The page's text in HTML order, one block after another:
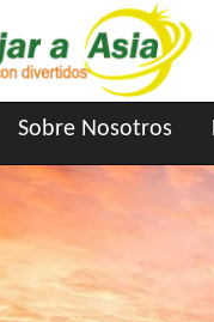
Sobre Nosotros